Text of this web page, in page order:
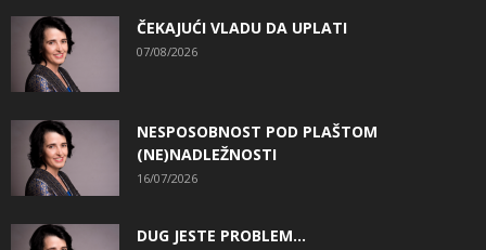
ČEKAJUĆI VLADU DA UPLATI
07/08/2026
NESPOSOBNOST POD PLAŠTOM
(NE)NADLEŽNOSTI
16/07/2026
DUG JESTE PROBLEM…